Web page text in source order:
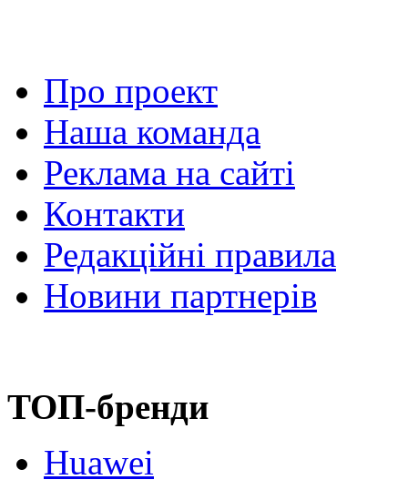
Про проект
Наша команда
Реклама на сайті
Контакти
Редакційні правила
Новини партнерів
ТОП-бренди
Huawei